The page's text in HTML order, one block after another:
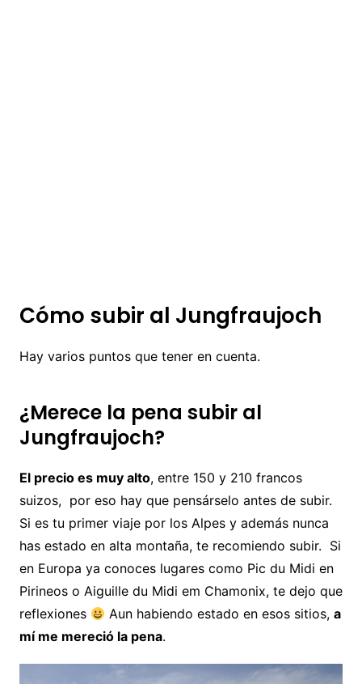
Cómo subir al Jungfraujoch
Hay varios puntos que tener en cuenta.
¿Merece la pena subir al
Jungfraujoch?
El precio es muy alto, entre 150 y 210 francos
suizos, por eso hay que pensárselo antes de subir.
Si es tu primer viaje por los Alpes y además nunca
has estado en alta montaña, te recomiendo subir. Si
en Europa ya conoces lugares como Pic du Midi en
Pirineos o Aiguille du Midi em Chamonix, te dejo que
reflexiones
Aun habiendo estado en esos sitios,a
mí me mereció la pena.